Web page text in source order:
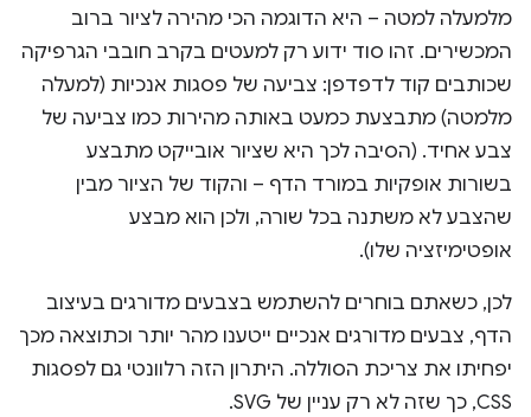
מלמעלה למטה – היא הדוגמה הכי מהירה לציור ברוב
המכשירים. זהו סוד ידוע רק למעטים בקרב חובבי הגרפיקה
שכותבים קוד לדפדפן: צביעה של פסגות אנכיות (למעלה
מלמטה) מתבצעת כמעט באותה מהירות כמו צביעה של
צבע אחיד. (הסיבה לכך היא שציור אובייקט מתבצע
בשורות אופקיות במורד הדף – והקוד של הציור מבין
שהצבע לא משתנה בכל שורה, ולכן הוא מבצע
אופטימיזציה שלו).
לכן, כשאתם בוחרים להשתמש בצבעים מדורגים בעיצוב
הדף, צבעים מדורגים אנכיים ייטענו מהר יותר וכתוצאה מכך
יפחיתו את צריכת הסוללה. היתרון הזה רלוונטי גם לפסגות
CSS, כך שזה לא רק עניין של SVG.